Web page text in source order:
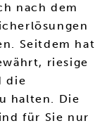
nach dem
Seitdem hat
riesige
die
halten. Die
für Sie nur